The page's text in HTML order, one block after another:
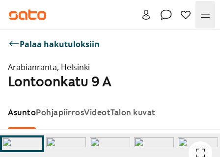
Palaa hakutuloksiin
Arabianranta, Helsinki
Lontoonkatu 9 A
AsuntoPohjapiirrosVideotTalon kuvat